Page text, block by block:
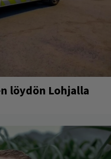
löydön Lohjalla